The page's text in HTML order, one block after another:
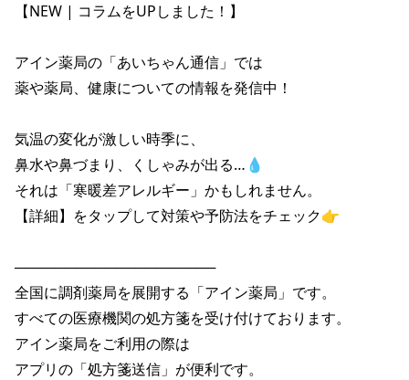
【NEW | コラムをUPしました！】
アイン薬局の「あいちゃん通信」では
薬や薬局、健康についての情報を発信中！
気温の変化が激しい時季に、
鼻水や鼻づまり、くしゃみが出る…💧
それは「寒暖差アレルギー」かもしれません。
【詳細】をタップして対策や予防法をチェック👉
────────────────────
全国に調剤薬局を展開する「アイン薬局」です。
すべての医療機関の処方箋を受け付けております。
アイン薬局をご利用の際は
アプリの「処方箋送信」が便利です。